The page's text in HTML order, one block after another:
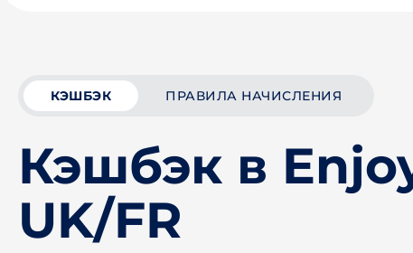
КЭШБЭК ПРАВИЛА НАЧИСЛЕНИЯ
Кэшбэк в
UK/FR